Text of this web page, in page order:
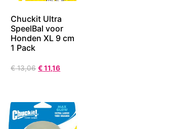
Chuckit Ultra
SpeelBal voor
Honden XL 9 cm
1 Pack
€13,06 €11,16